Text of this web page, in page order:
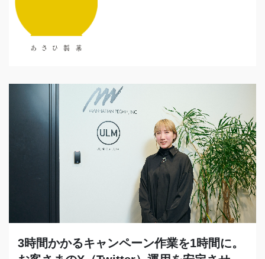
3時間かかるキャンペーン作業を1時間に。